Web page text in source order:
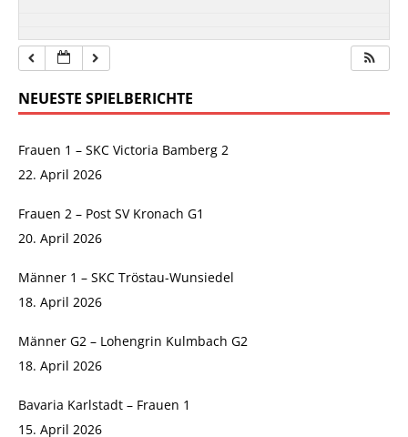
NEUESTE SPIELBERICHTE
Frauen 1 – SKC Victoria Bamberg 2
22. April 2026
Frauen 2 – Post SV Kronach G1
20. April 2026
Männer 1 – SKC Tröstau-Wunsiedel
18. April 2026
Männer G2 – Lohengrin Kulmbach G2
18. April 2026
Bavaria Karlstadt – Frauen 1
15. April 2026